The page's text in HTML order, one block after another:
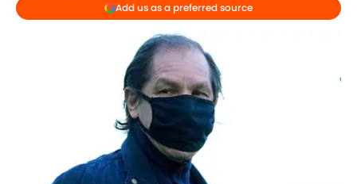
Add us as a preferred source